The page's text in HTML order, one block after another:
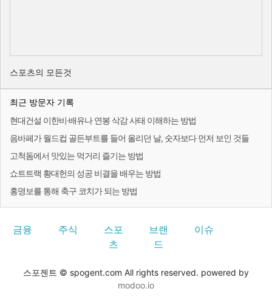
스포츠의 모든것
최근 방문자 기록
현대건설 이한비·배유나 연봉 삭감 사태 이해하는 방법
음바페가 월드컵 골든부트를 들어 올리던 날, 숫자보다 먼저 보인 것들
고척돔에서 맛있는 먹거리 즐기는 방법
쇼트트랙 황대헌의 성공 비결을 배우는 방법
홍명보를 통해 축구 코치가 되는 방법
금융 주식
스포
츠
브랜
드
이슈
스포젠트 © spogent.com All rights reserved. powered by
modoo.io